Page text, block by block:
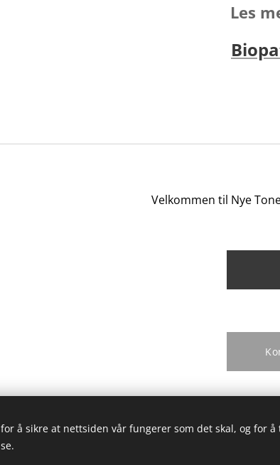
Les
Velkommen til Nye
å sikre at nettsiden vår fungerer som det skal, og for å